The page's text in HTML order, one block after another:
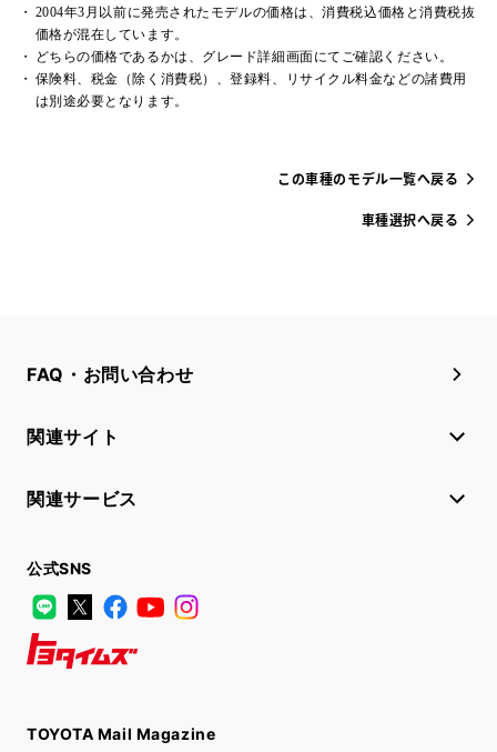
2004年3月以前に発売されたモデルの価格は、消費税込価格と消費税抜
価格が混在しています。
どちらの価格であるかは、グレード詳細画面にてご確認ください。
保険料、税金（除く消費税）、登録料、リサイクル料金などの諸費用
は別途必要となります。
この車種のモデル一覧へ戻る
車種選択へ戻る
FAQ・お問い合わせ
関連サイト
関連サービス
公式SNS
LINE
X FacebookYouTube
TOYOTA Mail Magazine